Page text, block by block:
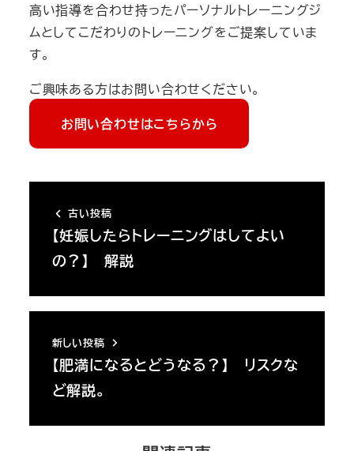
高い指導を合わせ持ったパーソナルトレーニングジ
ムとしてこだわりのトレーニングをご提案していま
す。
ご興味ある方はお問い合わせください。
お問い合わせはこちらから
古い投稿
【妊娠したらトレーニングはしてよい
の？】 解説
新しい投稿
【肥満になるとどうなる？】 リスクな
ど解説。